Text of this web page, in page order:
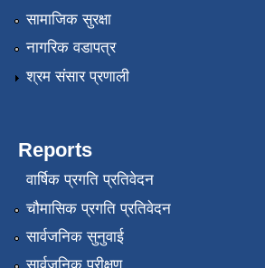
सामाजिक सुरक्षा
नागरिक वडापत्र
श्रम संसार प्रणाली
Reports
वार्षिक प्रगति प्रतिवेदन
चौमासिक प्रगति प्रतिवेदन
सार्वजनिक सुनुवाई